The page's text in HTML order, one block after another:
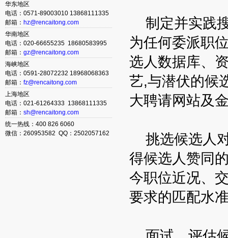
华东地区
电话：0571-89003010 13868111335
邮箱： hz@rencaitong.com
华南地区
电话：020-66655235 18680583995
邮箱： gz@rencaitong.com
海峡地区
电话：0591-28072232 18968068363
邮箱： fz@rencaitong.com
上海地区
电话：021-61264333 13868111335
邮箱： sh@rencaitong.com
统一热线：400 826 6060
微信：260953582 QQ：2502057162
制定并实践
为任何委派职
选人数据库、
艺,与潜伏的候
大聘请网站及
挑选候选人
得候选人赞同
今职位近况、
要求的匹配水